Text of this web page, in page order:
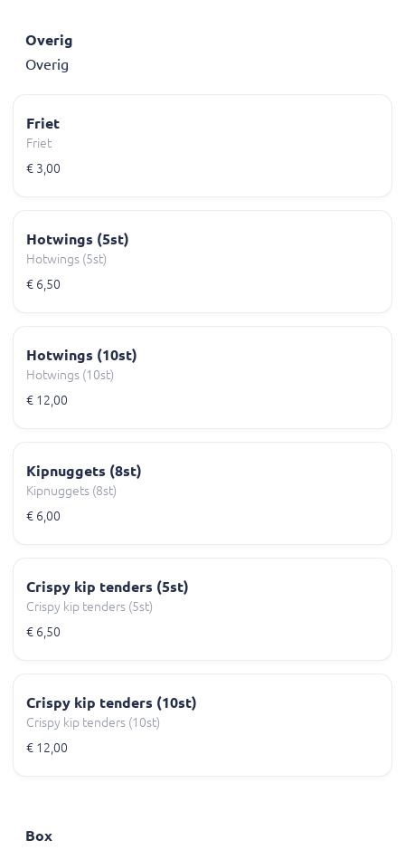
Overig
Overig
Friet
Friet
€ 3,00
Hotwings (5st)
Hotwings (5st)
€ 6,50
Hotwings (10st)
Hotwings (10st)
€ 12,00
Kipnuggets (8st)
Kipnuggets (8st)
€ 6,00
Crispy kip tenders (5st)
Crispy kip tenders (5st)
€ 6,50
Crispy kip tenders (10st)
Crispy kip tenders (10st)
€ 12,00
Box